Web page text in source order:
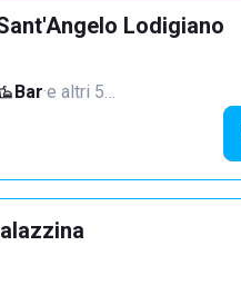
Lodigiano
Bar·e altri 5…